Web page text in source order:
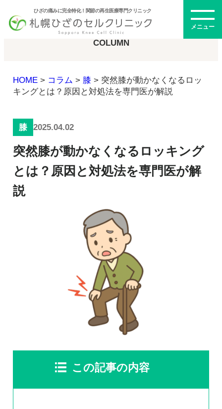
ひざの痛みに完全特化！関節の再生医療専門クリニック
メニュー
初めての方へ
メニュー・料金
ひざの再生医療とは
幹細胞治療
幹細胞培養上清液
慢性疼痛
再生医療とは
ドクター紹介
よくある質問
クリニック紹介
採用情報 コラム
コラム
COLUMN
HOME> コラム > 膝 > 突然膝が動かなくなるロッ
キングとは？原因と対処法を専門医が解説
膝 2025.04.02
突然膝が動かなくなるロッキング
とは？原因と対処法を専門医が解
説
この記事の内容